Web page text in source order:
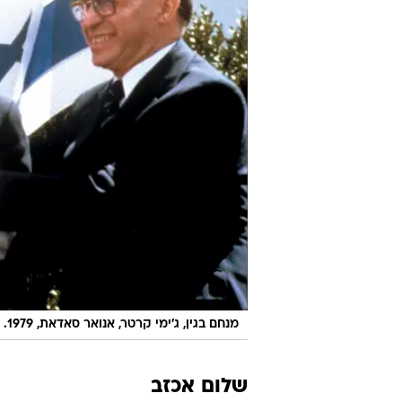
מנחם בגין, ג'ימי קרטר, אנואר סאדאת, 1979. חלום השלום היה תמיד משאלת לב ששאפנו להגשים
שלום אכזב